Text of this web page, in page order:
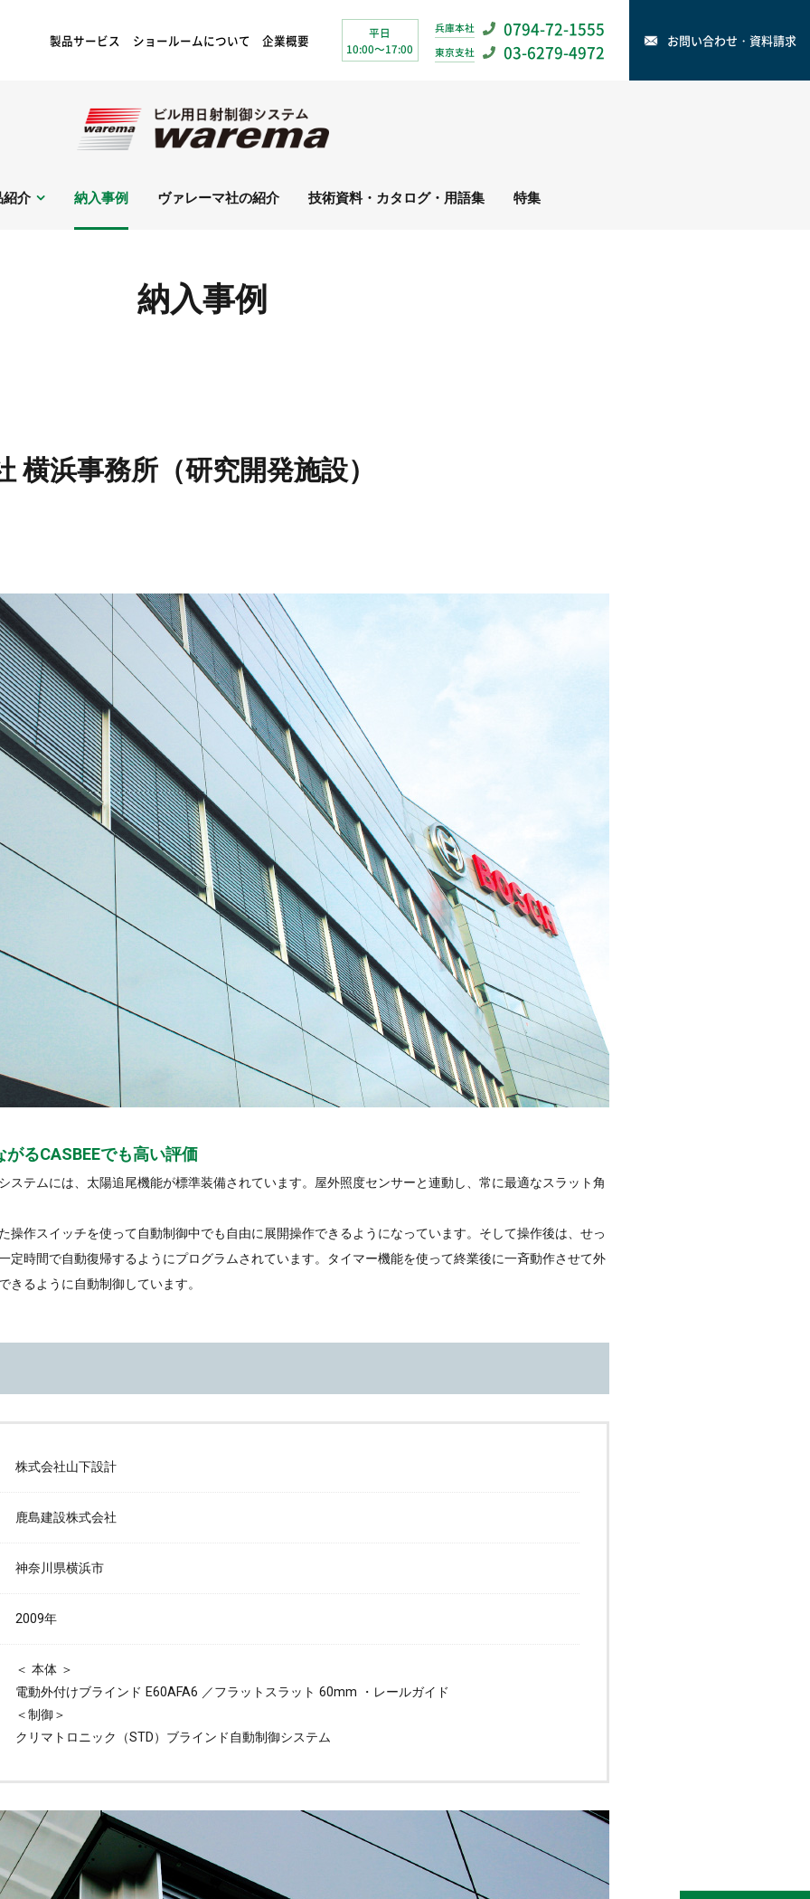
製品サービス ショールームについて 企業概要 お問い合わせ・資料請求
兵庫本社 0794-72-1555
東京支社 03-6279-4972
平日
10:00～17:00
紹介 納入事例 ヴァレーマ社の紹介 技術資料・カタログ・用語集 特集
納入事例
横浜事務所（研究開発施設）
るCASBEEでも高い評価
ステムには、太陽追尾機能が標準装備されています。屋外照度センサーと連動し、常に最適なスラット角
操作スイッチを使って自動制御中でも自由に展開操作できるようになっています。そして操作後は、せっ
定時間で自動復帰するようにプログラムされています。タイマー機能を使って終業後に一斉動作させて外
るように自動制御しています。
株式会社山下設計
鹿島建設株式会社
神奈川県横浜市
2009年
＜ 本体 ＞
電動外付けブラインド E60AFA6 ／フラットスラット 60mm ・レールガイド
＜制御＞
クリマトロニック（STD）ブラインド自動制御システム